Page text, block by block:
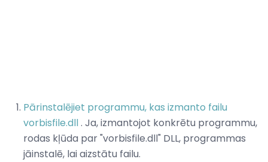
Pārinstalējiet programmu, kas izmanto failu
vorbisfile.dll. Ja, izmantojot konkrētu programmu,
rodas kļūda par "vorbisfile.dll" DLL, programmas
jāinstalē, lai aizstātu failu.